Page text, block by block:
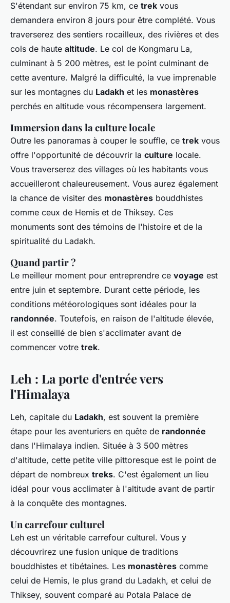
S'étendant sur environ 75 km, ce trek vous
demandera environ 8 jours pour être complété. Vous
traverserez des sentiers rocailleux, des rivières et des
cols de haute altitude. Le col de Kongmaru La,
culminant à 5 200 mètres, est le point culminant de
cette aventure. Malgré la difficulté, la vue imprenable
sur les montagnes du Ladakh et les monastères
perchés en altitude vous récompensera largement.
Immersion dans la culture locale
Outre les panoramas à couper le souffle, ce trek vous
offre l'opportunité de découvrir la culture locale.
Vous traverserez des villages où les habitants vous
accueilleront chaleureusement. Vous aurez également
la chance de visiter des monastères bouddhistes
comme ceux de Hemis et de Thiksey. Ces
monuments sont des témoins de l'histoire et de la
spiritualité du Ladakh.
Quand partir ?
Le meilleur moment pour entreprendre ce voyage est
entre juin et septembre. Durant cette période, les
conditions météorologiques sont idéales pour la
randonnée. Toutefois, en raison de l'altitude élevée,
il est conseillé de bien s'acclimater avant de
commencer votre trek.
Leh : La porte d'entrée vers
l'Himalaya
Leh, capitale du Ladakh, est souvent la première
étape pour les aventuriers en quête de randonnée
dans l'Himalaya indien. Située à 3 500 mètres
d'altitude, cette petite ville pittoresque est le point de
départ de nombreux treks. C'est également un lieu
idéal pour vous acclimater à l'altitude avant de partir
à la conquête des montagnes.
Un carrefour culturel
Leh est un véritable carrefour culturel. Vous y
découvrirez une fusion unique de traditions
bouddhistes et tibétaines. Les monastères comme
celui de Hemis, le plus grand du Ladakh, et celui de
Thiksey, souvent comparé au Potala Palace de